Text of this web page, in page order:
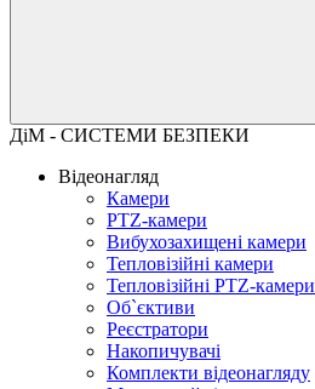
ДіМ - СИСТЕМИ БЕЗПЕКИ
Відеонагляд
Камери
PTZ-камери
Вибухозахищені камери
Тепловізійні камери
Тепловізійні PTZ-камери
Об`єктиви
Реєстратори
Накопичувачі
Комплекти відеонагляду